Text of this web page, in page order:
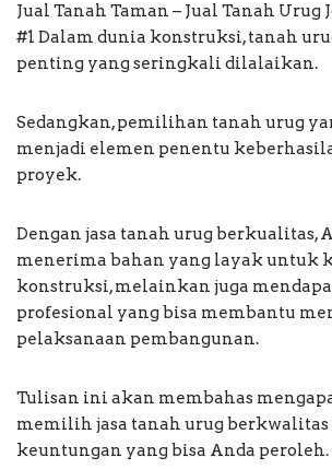
Jual Tanah Taman – Jual Tanah Urug
#1 Dalam dunia konstruksi, tanah
penting yang seringkali dilalaikan.
Sedangkan, pemilihan tanah urug
menjadi elemen penentu
proyek.
Dengan jasa tanah urug berkualitas,
menerima bahan yang layak untuk
konstruksi, melainkan juga
profesional yang bisa membantu
pelaksanaan pembangunan.
Tulisan ini akan membahas
memilih jasa tanah urug berkwalitas
keuntungan yang bisa Anda peroleh.